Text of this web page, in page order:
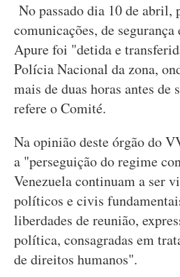
No passado dia 10 de abril,
comunicações, de segurança
Apure foi "detida e
Polícia Nacional da zona,
mais de duas horas antes de
refere o Comité.
Na opinião deste órgão do
a "perseguição do regime
Venezuela continuam a ser
políticos e civis
liberdades de reunião,
política, consagradas em
de direitos humanos".